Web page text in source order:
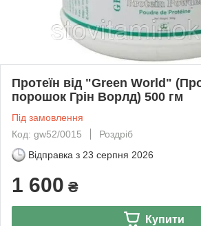
Протеїн від "Green World"
порошок Грін Ворлд) 500 гм
Під замовлення
Код: gw52/0015
Роздріб
Відправка з 23 серпня 2026
1 600 ₴
Купити